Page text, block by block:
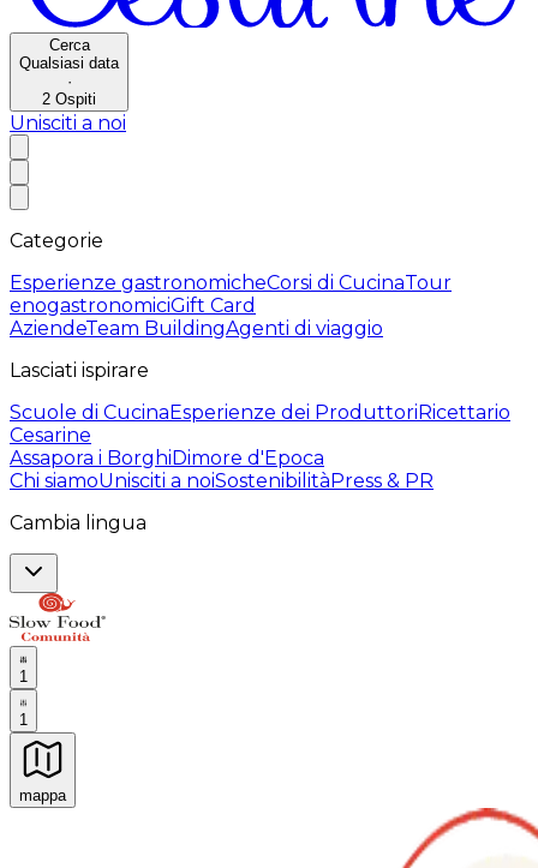
Cerca
Qualsiasi data
·
2 Ospiti
Unisciti a noi
Categorie
Esperienze gastronomicheCorsi di CucinaTour
enogastronomiciGift Card
AziendeTeam BuildingAgenti di viaggio
Lasciati ispirare
Scuole di CucinaEsperienze dei ProduttoriRicettario
Cesarine
Assapora i BorghiDimore d'Epoca
Chi siamoUnisciti a noiSostenibilitàPress & PR
Cambia lingua
1
1
mappa
Esperienze culinarie indimenticabili: Esperienze